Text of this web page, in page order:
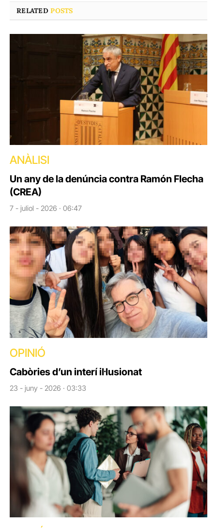
RELATEDPOSTS
ANÀLISI
Un any de la denúncia contra Ramón Flecha
(CREA)
7 - juliol - 2026 · 06:47
OPINIÓ
Cabòries d’un interí il·lusionat
23 - juny - 2026 · 03:33